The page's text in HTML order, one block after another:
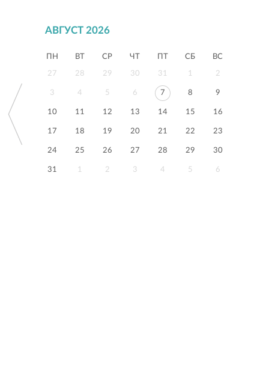
АВГУСТ 2026
ПН ВТ СР ЧТ ПТ СБ ВС
27 28 29 30 31 1 2
3 4 5 6 7 8 9
10 11 12 13 14 15 16
17 18 19 20 21 22 23
24 25 26 27 28 29 30
31 1 2 3 4 5 6